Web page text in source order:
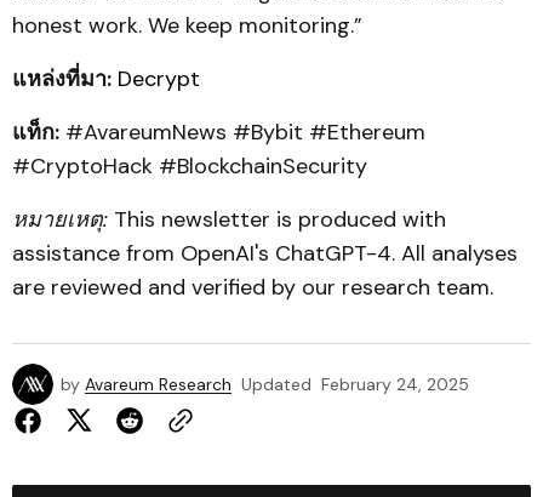
honest work. We keep monitoring.”
แหล่งที่มา: Decrypt
แท็ก: #AvareumNews #Bybit #Ethereum
#CryptoHack #BlockchainSecurity
หมายเหตุ: This newsletter is produced with
assistance from OpenAI's ChatGPT-4. All analyses
are reviewed and verified by our research team.
by Avareum Research Updated February 24, 2025